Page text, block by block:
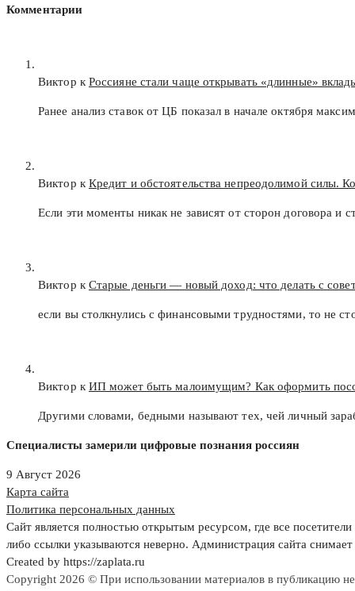
Комментарии
Виктор кРоссияне стали чаще открывать «длинные»
Ранее анализ ставок от ЦБ показал в начале октября
Виктор кКредит и обстоятельства непреодолимой силы.
Если эти моменты никак не зависят от сторон договора и
Виктор кСтарые деньги — новый доход: что делать с
если вы столкнулись с финансовыми трудностями, то не
Виктор кИП может быть малоимущим? Как оформить
Другими словами, бедными называют тех, чей личный
Специалисты замерили цифровые познания россиян
9 Август 2026
Карта сайта
Политика персональных данных
Сайт является полностью открытым ресурсом, где все
либо ссылки указываются неверно. Администрация сайта
Created by https://zaplata.ru
Copyright 2026 © При использовании материалов в публикацию